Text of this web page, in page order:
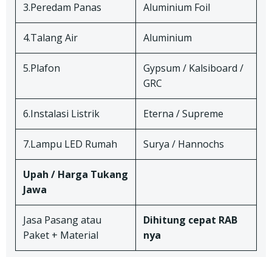
3.Peredam Panas Aluminium Foil
4.Talang Air Aluminium
5.Plafon
Gypsum / Kalsiboard /
GRC
6.Instalasi Listrik Eterna / Supreme
7.Lampu LED Rumah Surya / Hannochs
Upah / Harga Tukang
Jawa
Jasa Pasang atau
Paket + Material
Dihitung cepat RAB
nya